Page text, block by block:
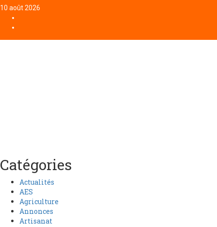
10 août 2026
Catégories
Actualités
AES
Agriculture
Annonces
Artisanat